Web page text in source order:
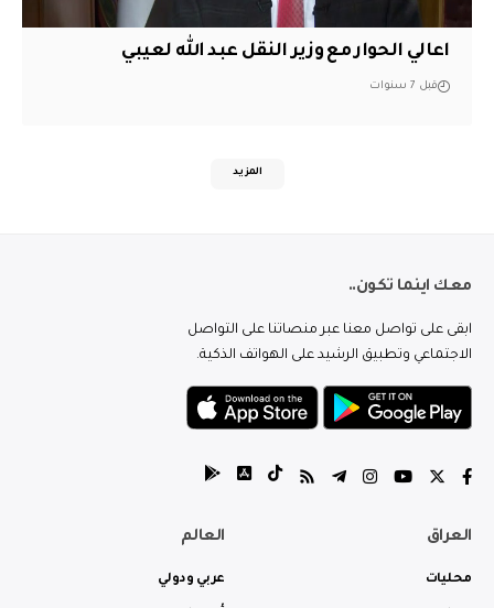
اعالي الحوار مع وزير النقل عبد الله لعيبي
قبل 7 سنوات
المزيد
معك اينما تكون..
ابقى على تواصل معنا عبر منصاتنا على التواصل
الاجتماعي وتطبيق الرشيد على الهواتف الذكية.
العراق
محليات
العالم
عربي ودولي